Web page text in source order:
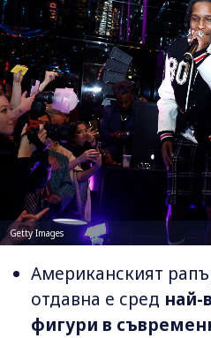
Getty Images
Американският
отдавна е сред най-
фигури в